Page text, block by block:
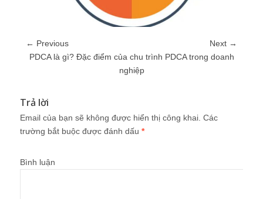
← Previous
Next →
PDCA là gì? Đặc điểm của chu trình PDCA trong doanh
nghiệp
Trả lời
Email của bạn sẽ không được hiển thị công khai. Các
trường bắt buộc được đánh dấu *
Bình luận